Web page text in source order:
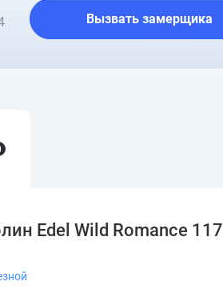
Вызвать замерщика
Edel Wild Romance 117